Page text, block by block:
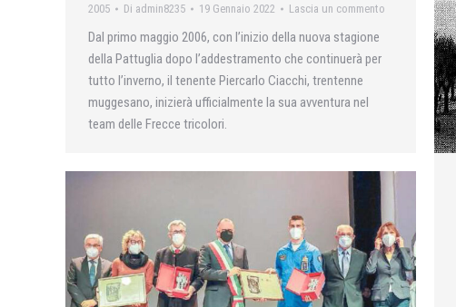
2005 Di admin8235 19 Gennaio 2022 Lascia un commento
Dal primo maggio 2006, con l’inizio della nuova stagione
della Pattuglia dopo l’addestramento che continuerà per
tutto l’inverno, il tenente Piercarlo Ciacchi, trentenne
muggesano, inizierà ufficialmente la sua avventura nel
team delle Frecce tricolori.